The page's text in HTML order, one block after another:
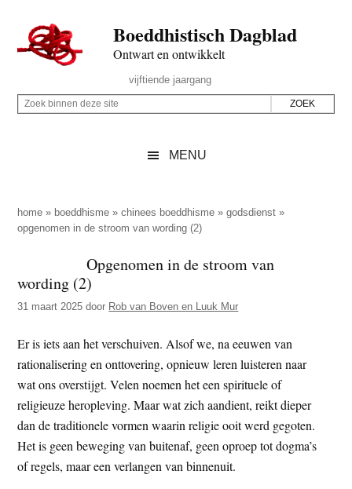
naar
de
inhoud
secondary
naar
de
sidebar
naar
de
Boeddhistisch Dagblad
Ontwart en ontwikkelt
Rechts
vijftiende jaargang
Z
p
d
z
e
i
t
e
Z
i
n
n
d
z
e
s
i
t
e
MENU
home » boeddhisme »chinees boeddhisme »godsdienst »
opgenomen in de stroom van wording (2)
Opgenomen in de stroom van
wording (2)
31 maart 2025 door Rob van Boven en Luuk Mur
Er is iets aan het verschuiven. Alsof we, na eeuwen van
rationalisering en onttovering, opnieuw leren luisteren naar
wat ons overstijgt. Velen noemen het een spirituele of
religieuze heropleving. Maar wat zich aandient, reikt dieper
dan de traditionele vormen waarin religie ooit werd gegoten.
Het is geen beweging van buitenaf, geen oproep tot dogma’s
of regels, maar een verlangen van binnenuit.